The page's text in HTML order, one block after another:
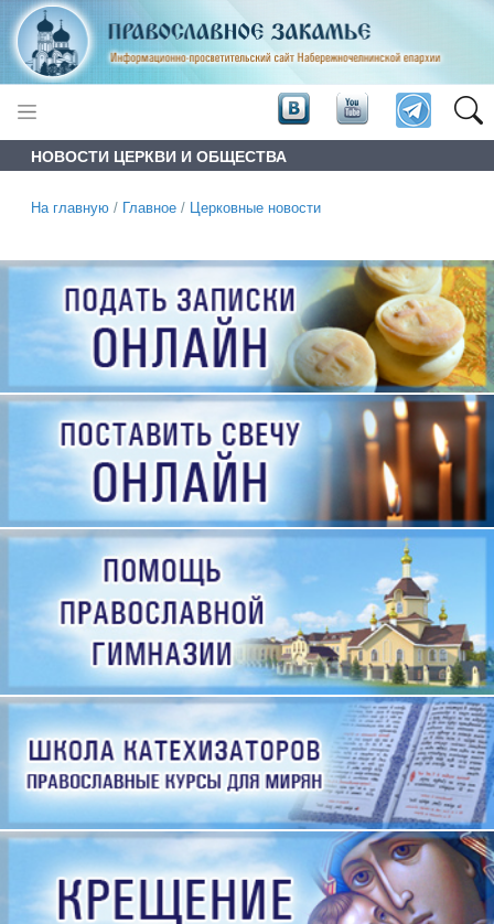
НОВОСТИ ЦЕРКВИ И ОБЩЕСТВА
На главную / Главное / Церковные новости